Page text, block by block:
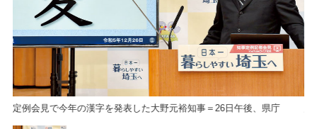
定例会見で今年の漢字を発表した大野元裕知事＝26日午後、県庁